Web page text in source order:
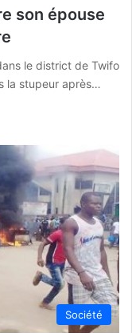
son épouse
le district de Twifo
la stupeur après…
Société